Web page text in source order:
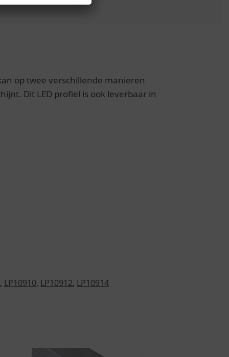
op twee verschillende manieren
Dit LED profiel is ook leverbaar in
, LP10910, LP10912, LP10914